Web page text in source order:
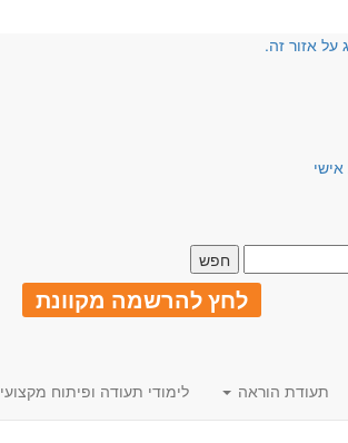
על אזור זה.
לחץ להרשמה מקוונת
תעודת הוראה לימודי תעודה ופיתוח מקצועי